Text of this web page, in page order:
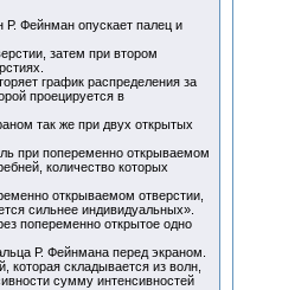
Фейнман опускает палец и
затем при втором
график распределения за
проецируется в
так же при двух открытых
при попеременно открываемом
количество которых
открываемом отверстии,
сильнее индивидуальных».
попеременно открытое одно
Р. Фейнмана перед экраном.
складывается из волн,
сумму интенсивностей